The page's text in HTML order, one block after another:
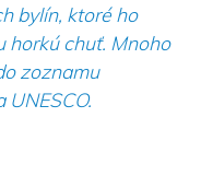
bylín, ktoré ho
horkú chuť. Mnoho
zoznamu